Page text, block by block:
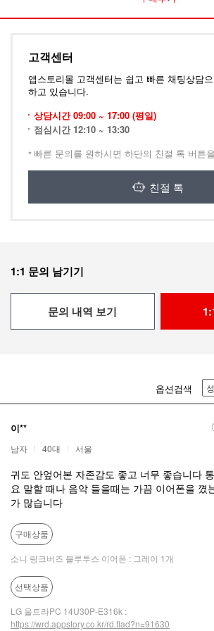
고객센터
앱스토리몰 고객센터는 쉽고 빠른 채팅상담
하고 있습니다.
상담시간 09:00 ~ 17:00 (평일)
점심시간 12:10 ~ 13:30
빠른 문의를 원하시면 하단의 친절 톡 버튼
친절 톡
1:1 문의 남기기
문의 내역 보기
옵션검색
이**
남자
40대 서울
귀도 안엎어본 자존감도 좋고 너무 좋습니다
요 말할 때나 음악 들을때는 가끔 이어폰을 꼈
가 많습니다
구매상품
소니 링크버즈 블루투스 이어폰 : 그레이 1개
선택상품
LG 울트라PC 14U30P-E316k :
https://wrd.appstory.co.kr/rd.flad?n=91630